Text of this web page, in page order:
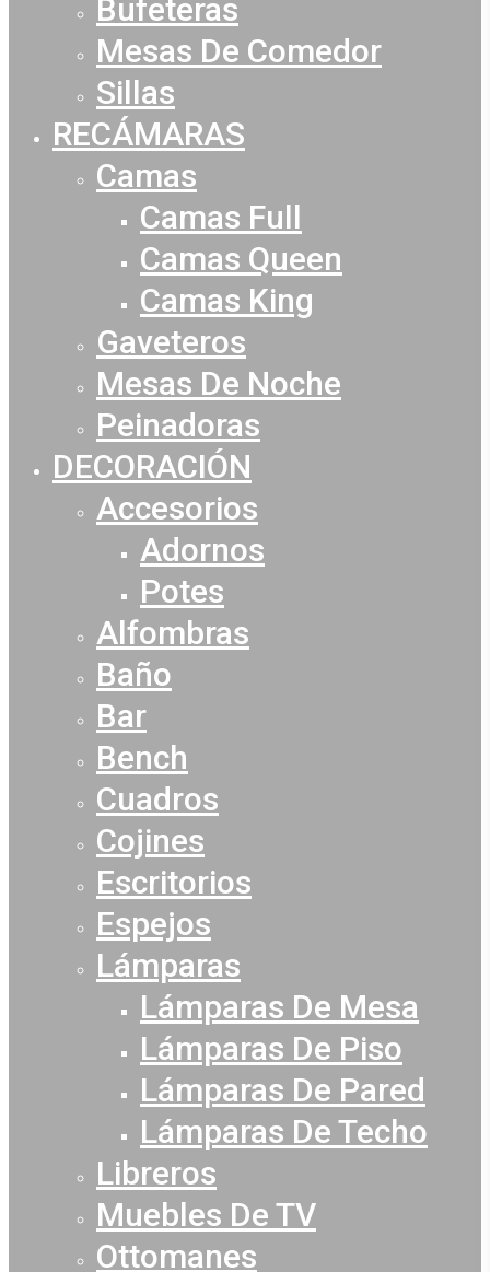
Bufeteras
Mesas De Comedor
Sillas
RECÁMARAS
Camas
Camas Full
Camas Queen
Camas King
Gaveteros
Mesas De Noche
Peinadoras
DECORACIÓN
Accesorios
Adornos
Potes
Alfombras
Baño
Bar
Bench
Cuadros
Cojines
Escritorios
Espejos
Lámparas
Lámparas De Mesa
Lámparas De Piso
Lámparas De Pared
Lámparas De Techo
Libreros
Muebles De TV
Ottomanes